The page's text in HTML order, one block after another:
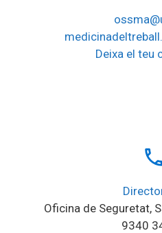
Deixa el teu
local_phone
Oficina de Seguretat,
9340